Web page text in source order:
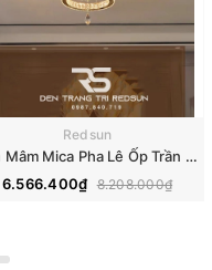
Redsun
Đèn Mâm Mica Pha Lê Ốp Trần Phòng Khách Hiện Đại MKPL-01
6.566.400₫ 8.208.000₫